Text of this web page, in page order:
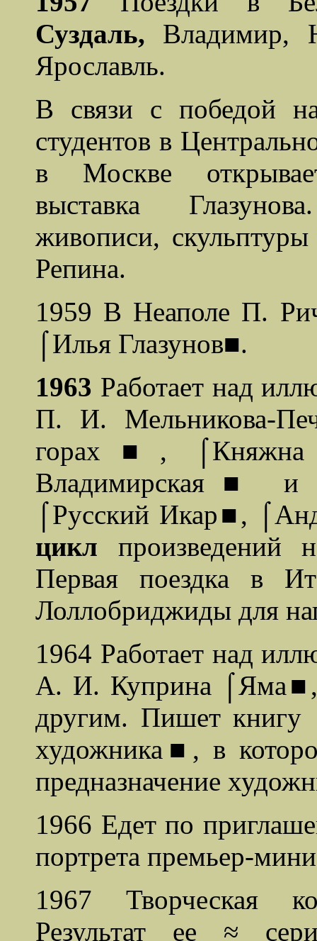
Суздаль, Владимир,
Ярославль.
В связи с победой
студентов в
в Москве
выставка
живописи,
Репина.
1959 В Неаполе П.
⌠Илья Глазунов■.
1963 Работает над
П. И. Мельникова-
горах■, ⌠Княжна
Владимирская■ и
⌠Русский Икар■,
цикл произведений
Первая поездка в
Лоллобриджиды для
1964 Работает над
А. И. Куприна
другим. Пишет книгу
художника■, в
предназначение
1966 Едет по
портрета премьер-
1967 Творческая
Результат ее ≈